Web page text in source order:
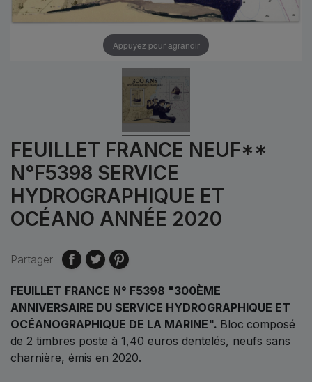
Appuyez pour agrandir
FEUILLET FRANCE NEUF**
N°F5398 SERVICE
HYDROGRAPHIQUE ET
OCÉANO ANNÉE 2020
Partager
FEUILLET FRANCE N° F5398 "300ÈME
ANNIVERSAIRE DU SERVICE HYDROGRAPHIQUE ET
OCÉANOGRAPHIQUE DE LA MARINE". Bloc composé
de 2 timbres poste à 1,40 euros dentelés, neufs sans
charnière, émis en 2020.